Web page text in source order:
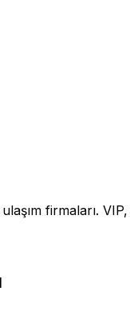
firmaları.